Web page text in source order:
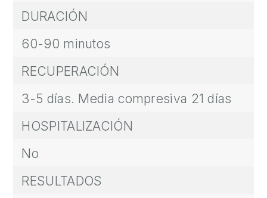
DURACIÓN
60-90 minutos
RECUPERACIÓN
3-5 días. Media compresiva 21 días
HOSPITALIZACIÓN
No
RESULTADOS